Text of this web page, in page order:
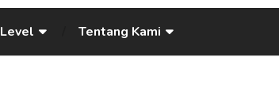
Level Tentang Kami